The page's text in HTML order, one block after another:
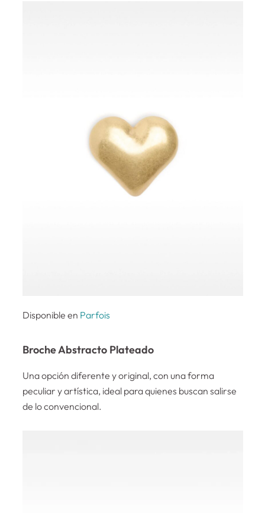
Disponible en Parfois
Broche Abstracto Plateado
Una opción diferente y original, con una forma
peculiar y artística, ideal para quienes buscan salirse
de lo convencional.